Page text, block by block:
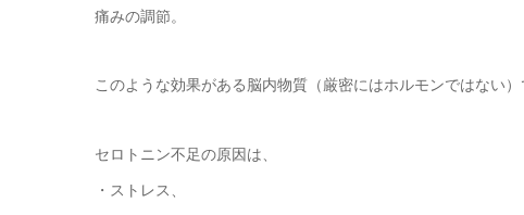
痛みの調節。
このような効果がある脳内物質（厳密にはホルモンではない）
セロトニン不足の原因は、
・ストレス、